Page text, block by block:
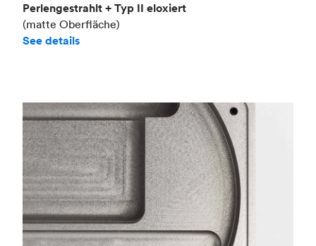
Perlengestrahlt + Typ II eloxiert
(matte Oberfläche)
See details